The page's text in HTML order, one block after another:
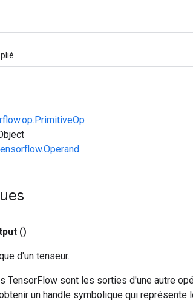
()
d'un tenseur.
TensorFlow sont les sorties d'une autre
un handle symbolique qui représente